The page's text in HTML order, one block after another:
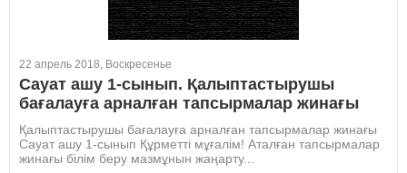
22 апрель 2018, Воскресенье
Сауат ашу 1-сынып. Қалыптастырушы
бағалауға арналған тапсырмалар жинағы
Қалыптастырушы бағалауға арналған тапсырмалар жинағы
Сауат ашу 1-сынып Құрметті мұғалім! Аталған тапсырмалар
жинағы білім беру мазмұнын жаңарту...